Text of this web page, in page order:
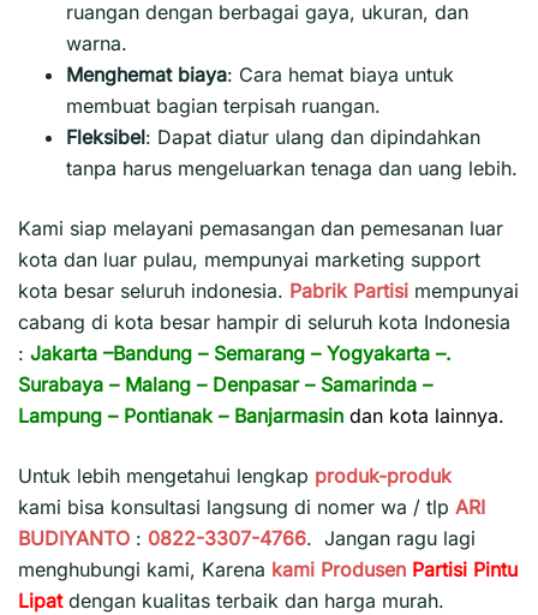
ruangan dengan berbagai gaya, ukuran, dan
warna.
Menghemat biaya: Cara hemat biaya untuk
membuat bagian terpisah ruangan.
Fleksibel: Dapat diatur ulang dan dipindahkan
tanpa harus mengeluarkan tenaga dan uang lebih.
Kami siap melayani pemasangan dan pemesanan luar
kota dan luar pulau, mempunyai marketing support
kota besar seluruh indonesia. Pabrik Partisi mempunyai
cabang di kota besar hampir di seluruh kota Indonesia
: Jakarta –Bandung – Semarang – Yogyakarta –.
Surabaya – Malang – Denpasar– Samarinda –
Lampung – Pontianak– Banjarmasin dan kota lainnya.
Untuk lebih mengetahui lengkap produk-produk
kami bisa konsultasi langsung di nomer wa / tlp ARI
BUDIYANTO : 0822-3307-4766. Jangan ragu lagi
menghubungi kami, Karena kami Produsen Partisi Pintu
Lipat dengan kualitas terbaik dan harga murah.